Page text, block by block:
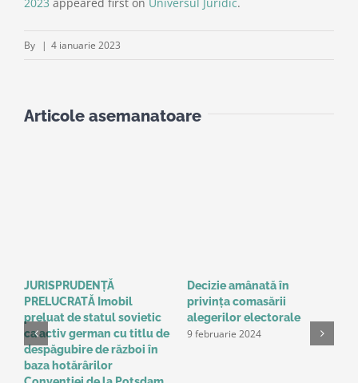
By | 4 ianuarie 2023
Articole asemanatoare
JURISPRUDENȚĂ
PRELUCRATĂ Imobil
preluat de statul sovietic
ca activ german cu titlu de
despăgubire de război în
baza hotărârilor
Decizie amânată în
privinţa comasării
alegerilor electorale
9 februarie 2024